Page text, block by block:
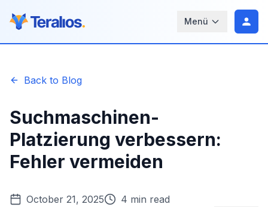
Menü
Back to Blog
Suchmaschinen-
Platzierung verbessern:
Fehler vermeiden
October 21, 2025
4 min read